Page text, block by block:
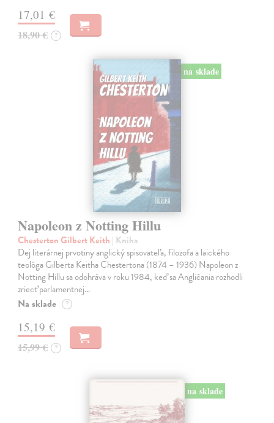
17,01 €
18,90 € ?
na sklade
Napoleon z Notting Hillu
Chesterton Gilbert Keith | Kniha
Dej literárnej prvotiny anglický spisovateľa, filozofa a laického
teológa Gilberta Keitha Chestertona (1874 – 1936) Napoleon z
Notting Hillu sa odohráva v roku 1984, keď sa Angličania rozhodli
zriecť parlamentnej…
Na sklade ?
15,19 €
15,99 € ?
na sklade